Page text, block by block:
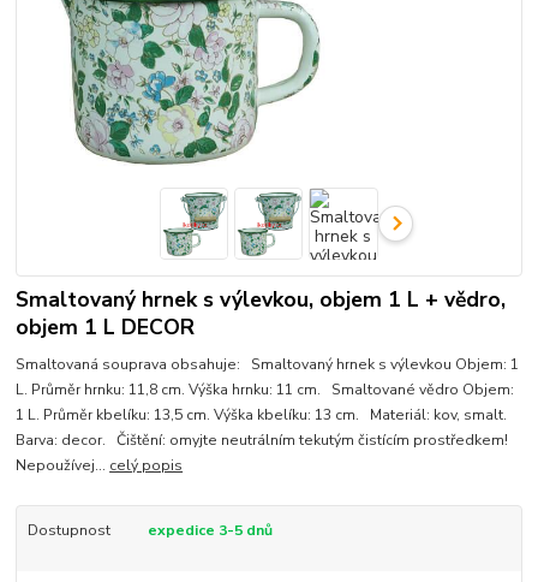
Smaltovaný hrnek s výlevkou, objem 1 L + vědro,
objem 1 L DECOR
Smaltovaná souprava obsahuje: Smaltovaný hrnek s výlevkou Objem: 1
L. Průměr hrnku: 11,8 cm. Výška hrnku: 11 cm. Smaltované vědro Objem:
1 L. Průměr kbelíku: 13,5 cm. Výška kbelíku: 13 cm. Materiál: kov, smalt.
Barva: decor. Čištění: omyjte neutrálním tekutým čistícím prostředkem!
Nepoužívej... celý popis
Dostupnost expedice 3-5 dnů